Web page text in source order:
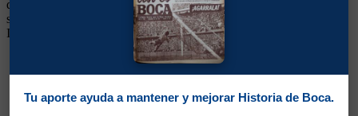
de un gol por partido. Pero no pudo mantenerse, al tener a Varallo
siendo titular en su puesto. Jugó en Flamengo de Brasil y Roma de
Italia y luego estuvo en Vélez en Segunda División.
Tu aporte ayuda a mantener y mejorar Historia de Boca.